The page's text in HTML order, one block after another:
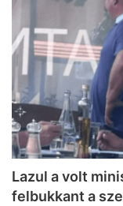
Lazul a volt
felbukkant a